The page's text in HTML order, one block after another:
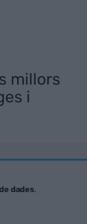
millors
i
dades.